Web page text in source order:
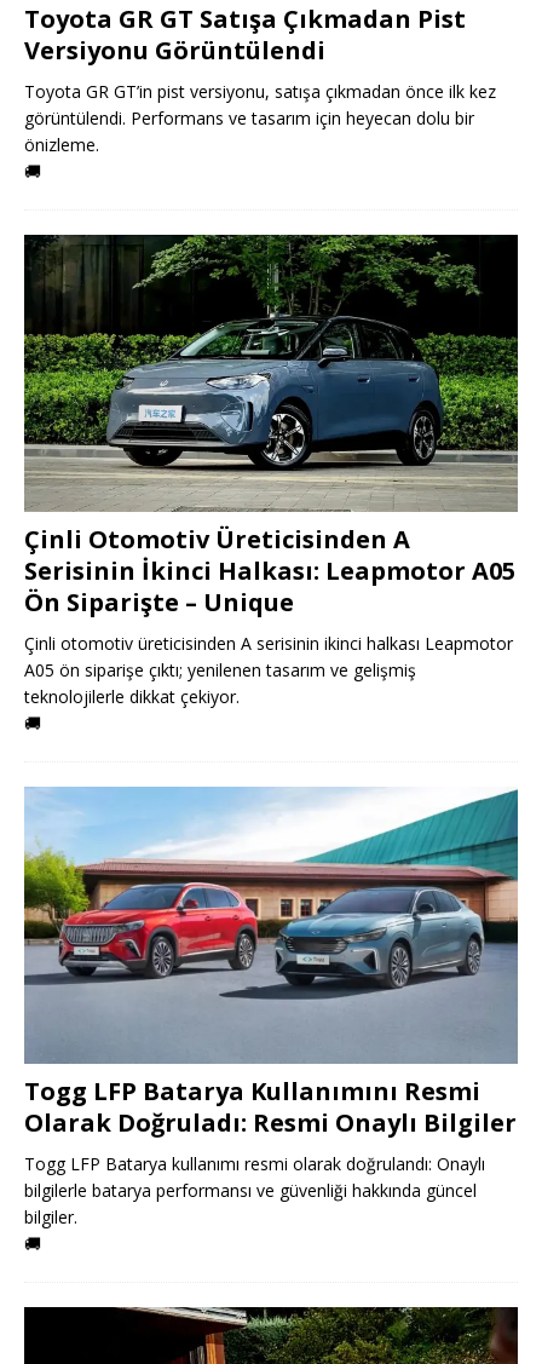
Toyota GR GT Satışa Çıkmadan Pist
Versiyonu Görüntülendi
Toyota GR GT’in pist versiyonu, satışa çıkmadan önce ilk kez
görüntülendi. Performans ve tasarım için heyecan dolu bir
önizleme.
🚚
Çinli Otomotiv Üreticisinden A
Serisinin İkinci Halkası: Leapmotor A05
Ön Siparişte – Unique
Çinli otomotiv üreticisinden A serisinin ikinci halkası Leapmotor
A05 ön siparişe çıktı; yenilenen tasarım ve gelişmiş
teknolojilerle dikkat çekiyor.
🚚
Togg LFP Batarya Kullanımını Resmi
Olarak Doğruladı: Resmi Onaylı Bilgiler
Togg LFP Batarya kullanımı resmi olarak doğrulandı: Onaylı
bilgilerle batarya performansı ve güvenliği hakkında güncel
bilgiler.
🚚